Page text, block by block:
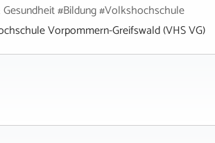
#Bildung #Volkshochschule
Vorpommern-Greifswald (VHS VG)